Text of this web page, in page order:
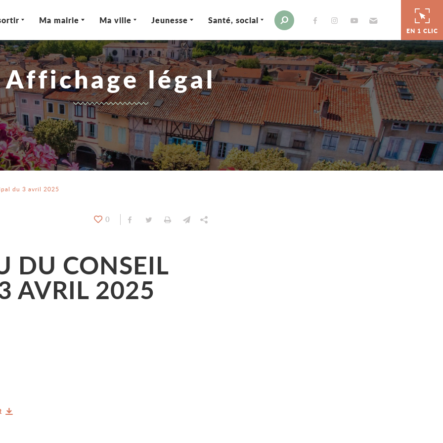
EN 1 CLIC
Moteur de recherche
Ma mairie Ma ville Jeunesse Santé, social Envoyer par e-mail
Affichage légal
du 3 avril 2025
0 Partager sur Facebook
Partager sur Twitter
ImprimerEnvoyer par e-mail
DU CONSEIL
AVRIL 2025